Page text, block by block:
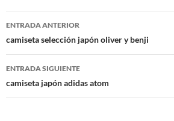
Navegación
de
entradas
ENTRADA ANTERIOR
camiseta selección japón oliver y benji
ENTRADA SIGUIENTE
camiseta japón adidas atom